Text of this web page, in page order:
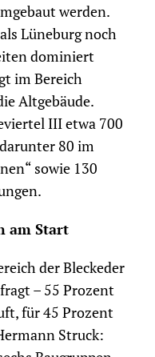
werden.
Lüneburg noch
dominiert
im Bereich
Altgebäude.
III etwa 700
80 im
sowie 130
am Start
der Bleckeder
– 55 Prozent
für 45 Prozent
Struck: